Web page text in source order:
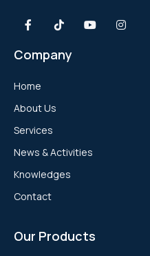
Company
Home
About Us
Services
News & Activities
Knowledges
Contact
Our Products